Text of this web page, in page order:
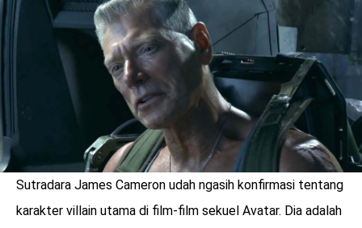
LOGIN
Sutradara James Cameron udah ngasih konfirmasi tentang
karakter villain utama di film-film sekuel Avatar. Dia adalah